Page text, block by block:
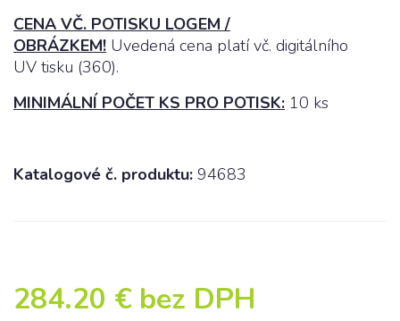
CENA VČ. POTISKU LOGEM /
OBRÁZKEM! Uvedená cena platí vč. digitálního
UV tisku (360).
MINIMÁLNÍ POČET KS PRO POTISK: 10 ks
Katalogové č. produktu: 94683
284.20 € bez DPH